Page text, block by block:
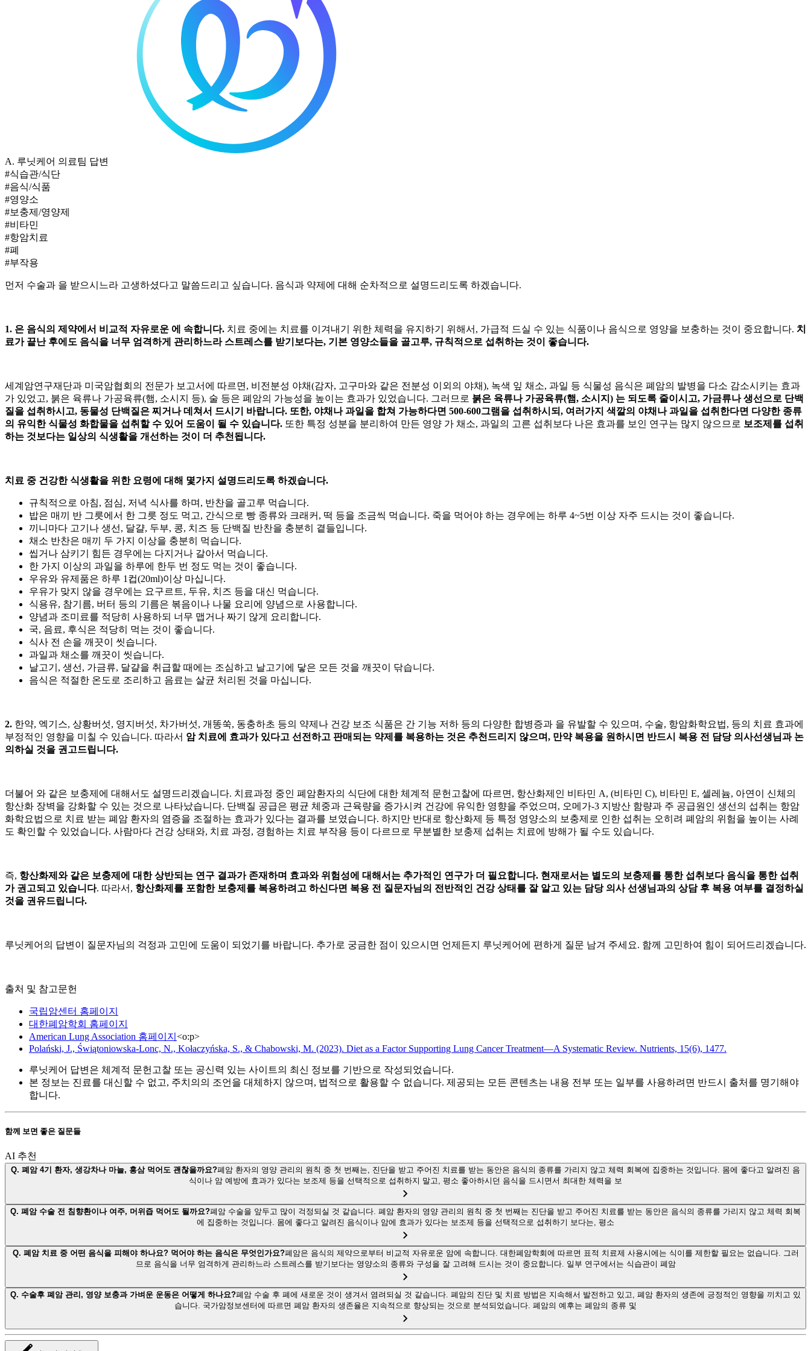
A. 루닛케어 의료팀 답변
#식습관/식단
#음식/식품
#영양소
#보충제/영양제
#비타민
#항암치료
#폐
#부작용
먼저 수술과 을 받으시느라 고생하셨다고 말씀드리고 싶습니다. 음식과 약제에 대해 순차적으로 설명드리도록 하겠습니다.
1. 은 음식의 제약에서 비교적 자유로운 에 속합니다. 치료 중에는 치료를 이겨내기 위한 체력을 유지하기 위해서, 가급적 드실 수 있는 식품이나 음식으로 영양을 보충하는 것이 중요합니다. 치
료가 끝난 후에도 음식을 너무 엄격하게 관리하느라 스트레스를 받기보다는, 기본 영양소들을 골고루, 규칙적으로 섭취하는 것이 좋습니다.
세계암연구재단과 미국암협회의 전문가 보고서에 따르면, 비전분성 야채(감자, 고구마와 같은 전분성 이외의 야채), 녹색 잎 채소, 과일 등 식물성 음식은 폐암의 발병을 다소 감소시키는 효과
가 있었고, 붉은 육류나 가공육류(햄, 소시지 등), 술 등은 폐암의 가능성을 높이는 효과가 있었습니다. 그러므로 붉은 육류나 가공육류(햄, 소시지) 는 되도록 줄이시고, 가금류나 생선으로 단백
질을 섭취하시고, 동물성 단백질은 찌거나 데쳐서 드시기 바랍니다. 또한, 야채나 과일을 합쳐 가능하다면 500-600그램을 섭취하시되, 여러가지 색깔의 야채나 과일을 섭취한다면 다양한 종류
의 유익한 식물성 화합물을 섭취할 수 있어 도움이 될 수 있습니다. 또한 특정 성분을 분리하여 만든 영양 가 채소, 과일의 고른 섭취보다 나은 효과를 보인 연구는 많지 않으므로 보조제를 섭취
하는 것보다는 일상의 식생활을 개선하는 것이 더 추천됩니다.
치료 중 건강한 식생활을 위한 요령에 대해 몇가지 설명드리도록 하겠습니다.
규칙적으로 아침, 점심, 저녁 식사를 하며, 반찬을 골고루 먹습니다.
밥은 매끼 반 그릇에서 한 그릇 정도 먹고, 간식으로 빵 종류와 크래커, 떡 등을 조금씩 먹습니다. 죽을 먹어야 하는 경우에는 하루 4~5번 이상 자주 드시는 것이 좋습니다.
끼니마다 고기나 생선, 달걀, 두부, 콩, 치즈 등 단백질 반찬을 충분히 곁들입니다.
채소 반찬은 매끼 두 가지 이상을 충분히 먹습니다.
씹거나 삼키기 힘든 경우에는 다지거나 갈아서 먹습니다.
한 가지 이상의 과일을 하루에 한두 번 정도 먹는 것이 좋습니다.
우유와 유제품은 하루 1컵(20ml)이상 마십니다.
우유가 맞지 않을 경우에는 요구르트, 두유, 치즈 등을 대신 먹습니다.
식용유, 참기름, 버터 등의 기름은 볶음이나 나물 요리에 양념으로 사용합니다.
양념과 조미료를 적당히 사용하되 너무 맵거나 짜기 않게 요리합니다.
국, 음료, 후식은 적당히 먹는 것이 좋습니다.
식사 전 손을 깨끗이 씻습니다.
과일과 채소를 깨끗이 씻습니다.
날고기, 생선, 가금류, 달걀을 취급할 때에는 조심하고 날고기에 닿은 모든 것을 깨끗이 닦습니다.
음식은 적절한 온도로 조리하고 음료는 살균 처리된 것을 마십니다.
2. 한약, 엑기스, 상황버섯, 영지버섯, 차가버섯, 개똥쑥, 동충하초 등의 약제나 건강 보조 식품은 간 기능 저하 등의 다양한 합병증과 을 유발할 수 있으며, 수술, 항암화학요법, 등의 치료 효과에
부정적인 영향을 미칠 수 있습니다. 따라서 암 치료에 효과가 있다고 선전하고 판매되는 약제를 복용하는 것은 추천드리지 않으며, 만약 복용을 원하시면 반드시 복용 전 담당 의사선생님과 논
의하실 것을 권고드립니다.
더불어 와 같은 보충제에 대해서도 설명드리겠습니다. 치료과정 중인 폐암환자의 식단에 대한 체계적 문헌고찰에 따르면, 항산화제인 비타민 A, (비타민 C), 비타민 E, 셀레늄, 아연이 신체의
항산화 장벽을 강화할 수 있는 것으로 나타났습니다. 단백질 공급은 평균 체중과 근육량을 증가시켜 건강에 유익한 영향을 주었으며, 오메가-3 지방산 함량과 주 공급원인 생선의 섭취는 항암
화학요법으로 치료 받는 폐암 환자의 염증을 조절하는 효과가 있다는 결과를 보였습니다. 하지만 반대로 항산화제 등 특정 영양소의 보충제로 인한 섭취는 오히려 폐암의 위험을 높이는 사례
도 확인할 수 있었습니다. 사람마다 건강 상태와, 치료 과정, 경험하는 치료 부작용 등이 다르므로 무분별한 보충제 섭취는 치료에 방해가 될 수도 있습니다.
즉, 항산화제와 같은 보충제에 대한 상반되는 연구 결과가 존재하며 효과와 위험성에 대해서는 추가적인 연구가 더 필요합니다. 현재로서는 별도의 보충제를 통한 섭취보다 음식을 통한 섭취
가 권고되고 있습니다. 따라서, 항산화제를 포함한 보충제를 복용하려고 하신다면 복용 전 질문자님의 전반적인 건강 상태를 잘 알고 있는 담당 의사 선생님과의 상담 후 복용 여부를 결정하실
것을 권유드립니다.
루닛케어의 답변이 질문자님의 걱정과 고민에 도움이 되었기를 바랍니다. 추가로 궁금한 점이 있으시면 언제든지 루닛케어에 편하게 질문 남겨 주세요. 함께 고민하여 힘이 되어드리겠습니다.
출처 및 참고문헌
국립암센터 홈페이지
대한폐암학회 홈페이지
American Lung Association 홈페이지 <o:p>
Polański, J., Świątoniowska-Lonc, N., Kołaczyńska, S., & Chabowski, M. (2023). Diet as a Factor Supporting Lung Cancer Treatment—A Systematic Review. Nutrients, 15(6), 1477.
루닛케어 답변은 체계적 문헌고찰 또는 공신력 있는 사이트의 최신 정보를 기반으로 작성되었습니다.
본 정보는 진료를 대신할 수 없고, 주치의의 조언을 대체하지 않으며, 법적으로 활용할 수 없습니다. 제공되는 모든 콘텐츠는 내용 전부 또는 일부를 사용하려면 반드시 출처를 명기해야
합니다.
함께 보면 좋은 질문들
AI 추천
Q. 폐암 4기 환자, 생강차나 마늘, 홍삼 먹어도 괜찮을까요?폐암 환자의 영양 관리의 원칙 중 첫 번째는, 진단을 받고 주어진 치료를 받는 동안은 음식의 종류를 가리지 않고 체력 회복에 집중하는 것입니다. 몸에 좋다고 알려진 음
식이나 암 예방에 효과가 있다는 보조제 등을 선택적으로 섭취하지 말고, 평소 좋아하시던 음식을 드시면서 최대한 체력을 보
Q. 폐암 수술 전 침향환이나 여주, 머위즙 먹어도 될까요?폐암 수술을 앞두고 많이 걱정되실 것 같습니다. 폐암 환자의 영양 관리의 원칙 중 첫 번째는 진단을 받고 주어진 치료를 받는 동안은 음식의 종류를 가리지 않고 체력 회복
에 집중하는 것입니다. 몸에 좋다고 알려진 음식이나 암에 효과가 있다는 보조제 등을 선택적으로 섭취하기 보다는, 평소
Q. 폐암 치료 중 어떤 음식을 피해야 하나요? 먹어야 하는 음식은 무엇인가요?폐암은 음식의 제약으로부터 비교적 자유로운 암에 속합니다. 대한폐암학회에 따르면 표적 치료제 사용시에는 식이를 제한할 필요는 없습니다. 그러
므로 음식을 너무 엄격하게 관리하느라 스트레스를 받기보다는 영양소의 종류와 구성을 잘 고려해 드시는 것이 중요합니다. 일부 연구에서는 식습관이 폐암
Q. 수술후 폐암 관리, 영양 보충과 가벼운 운동은 어떻게 하나요?폐암 수술 후 폐에 새로운 것이 생겨서 염려되실 것 같습니다. 폐암의 진단 및 치료 방법은 지속해서 발전하고 있고, 폐암 환자의 생존에 긍정적인 영향을 끼치고 있
습니다. 국가암정보센터에 따르면 폐암 환자의 생존율은 지속적으로 향상되는 것으로 분석되었습니다. 폐암의 예후는 폐암의 종류 및